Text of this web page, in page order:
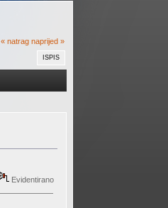
« natrag naprijed »
ISPIS
Evidentirano